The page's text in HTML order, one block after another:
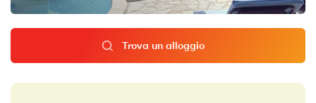
Trova un alloggio